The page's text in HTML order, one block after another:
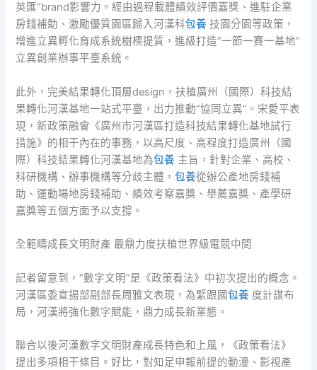
英匯”brand影響力。經由過程載體績效評價嘉獎、進駐企業
房錢補助、激勵優質園區歸入河漢科包養 技園分園等政策，
增進立異孵化育成系統樹標提質，進級打造“一節一賽一基地”
立異創業辦事平臺系統。
此外，完美結果轉化頂層design，扶植廣州（國際）科技結
果轉化河漢基地一站式平臺，出力推動“協同立異”。宋愛平表
現，新政策融會《廣州市河漢區打造科技結果轉化基地試行
措施》的相干內在的事務，以高尺度、高程度打造廣州（國
際）科技結果轉化河漢基地為包養 主旨，針對企業、高校、
科研機構、辦事機構等分歧主體，包養從辦公產地房錢補
助、運動場地房錢補助、績效考察嘉獎、舉薦嘉獎、產學研
嘉獎等五個方面予以支撐。
全範疇成長文明財產 最鼎力度扶植世界級電競中間
記者留意到，“數字文明”是《政策看法》中初次提出的概念。
河漢區委宣揚部副部長周雅文表現，為緊跟國包養 度計謀布
局，河漢將強化數字賦能，鼎力成長新業態。
聯合以後河漢數字文明財產成長特色和上風，《政策看法》
提出多項相干條目。好比，對知足申報前提的動漫、影視產